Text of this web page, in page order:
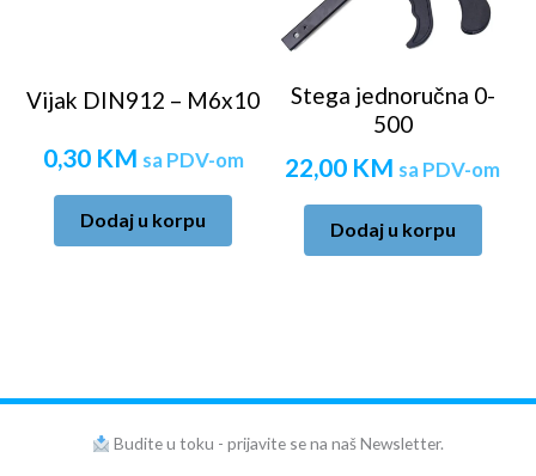
Vijak DIN912 – M6x10
0,30 KM sa PDV-om
Dodaj u korpu
Stega jednoručna 0-
500
22,00 KM sa PDV-om
Dodaj u korpu
Budite u toku - prijavite se na naš Newsletter.